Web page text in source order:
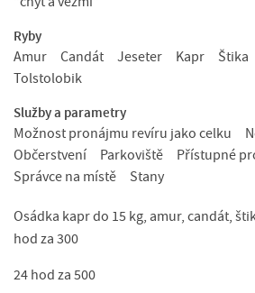
Ryby
Amur
Candát Jeseter Kapr Štika
Tolstolobik
Služby a parametry
Možnost pronájmu revíru jako celku
Občerstvení
Parkoviště
Přístupné
Správce na místě
Stany
Osádka kapr do 15 kg, amur, candát,
hod za 300
24 hod za 500